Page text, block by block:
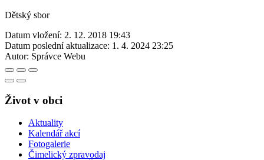
Dětský sbor
Datum vložení: 2. 12. 2018 19:43
Datum poslední aktualizace: 1. 4. 2024 23:25
Autor: Správce Webu
Život v obci
Aktuality
Kalendář akcí
Fotogalerie
Čimelický zpravodaj